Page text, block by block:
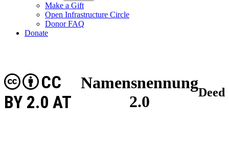
Make a Gift
Open Infrastructure Circle
Donor FAQ
Donate
Namensnennung
2.0
CC
BY 2.0 AT
Deed